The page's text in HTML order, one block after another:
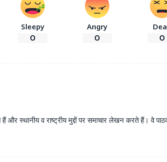
Sleepy
0
Angry
0 0
स्थानीय व राष्ट्रीय मुद्दों पर समाचार लेखन करते हैं। वे